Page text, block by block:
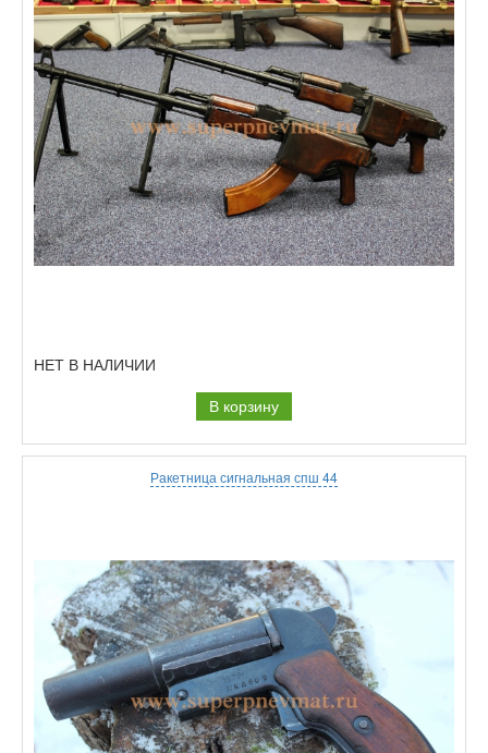
НЕТ В НАЛИЧИИ
В корзину
Ракетница сигнальная спш 44